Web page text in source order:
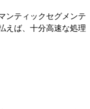
ンティックセグメンテ
えば、十分高速な処理